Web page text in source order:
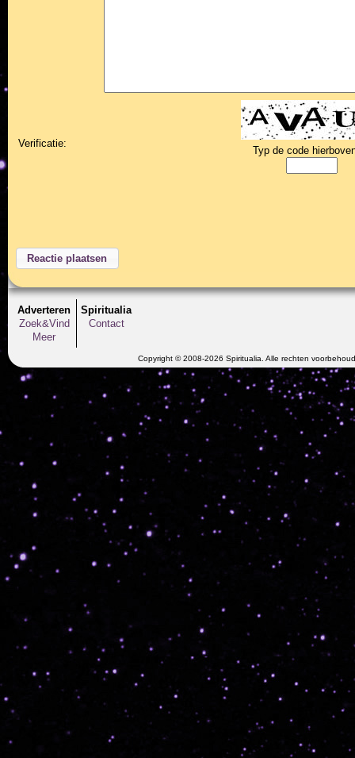
Verificatie:
Typ de code
Adverteren
Zoek&Vind
Meer
Spiritualia
Contact
Copyright © 2008-2026 Spiritualia. Alle rechten